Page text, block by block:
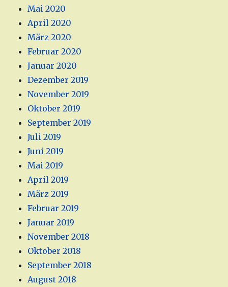
Mai 2020
April 2020
März 2020
Februar 2020
Januar 2020
Dezember 2019
November 2019
Oktober 2019
September 2019
Juli 2019
Juni 2019
Mai 2019
April 2019
März 2019
Februar 2019
Januar 2019
November 2018
Oktober 2018
September 2018
August 2018